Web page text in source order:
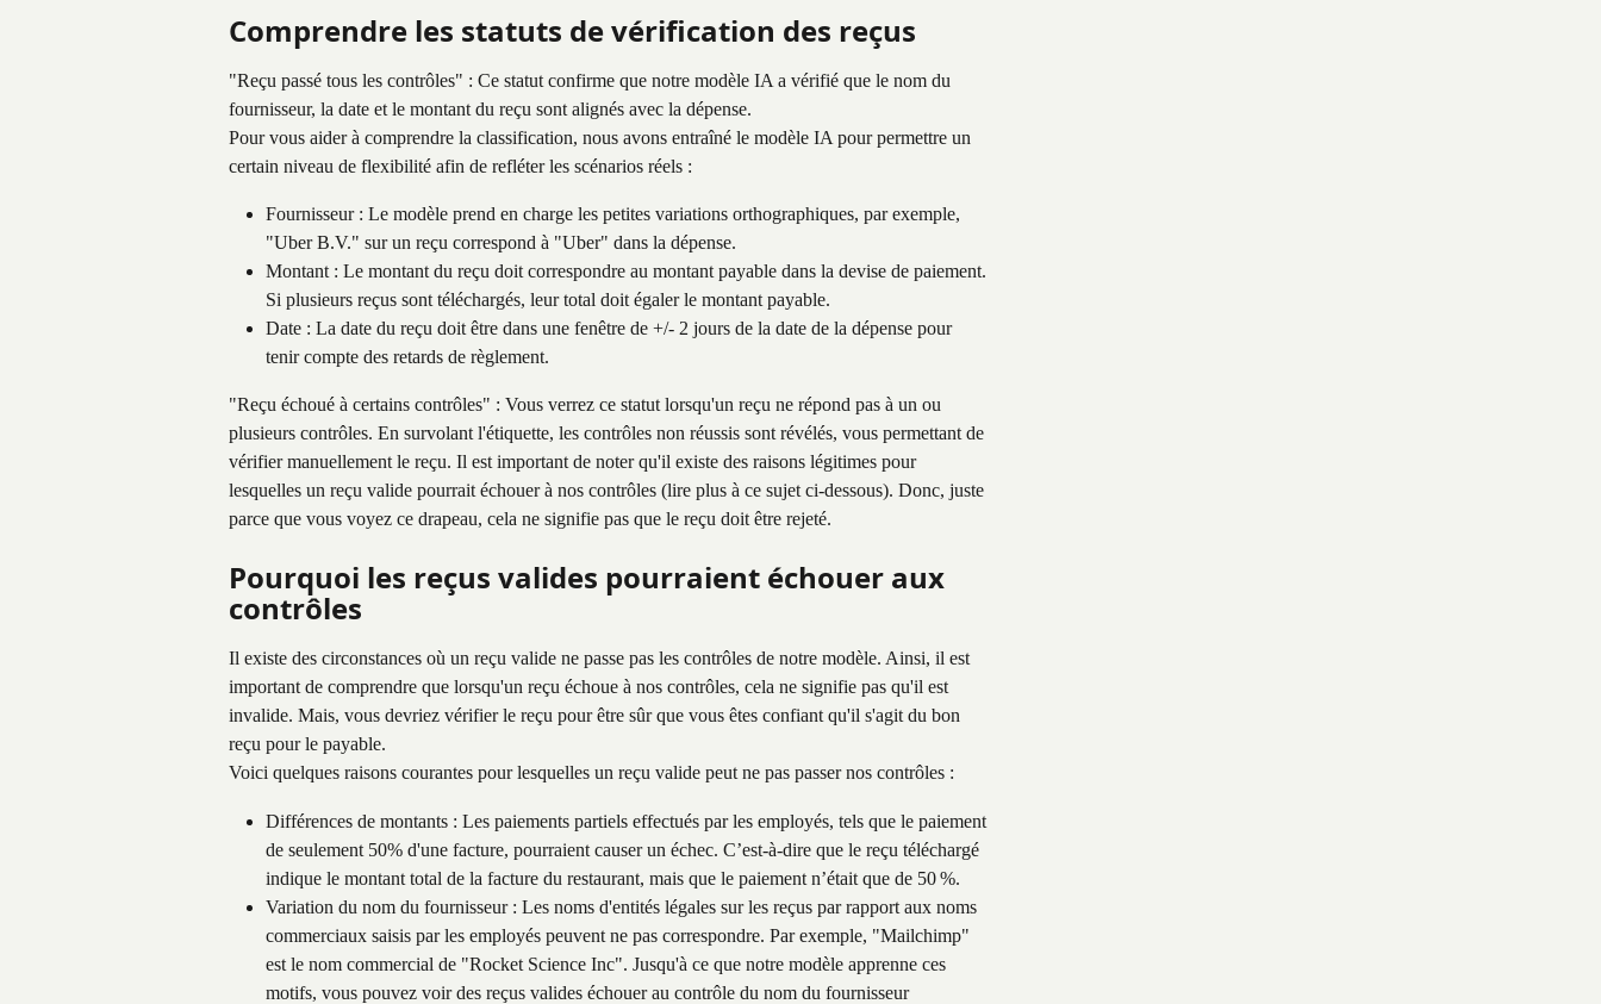
Comprendre les statuts de vérification des reçus
"Reçu passé tous les contrôles" : Ce statut confirme que notre modèle IA a vérifié que le nom du
fournisseur, la date et le montant du reçu sont alignés avec la dépense.
Pour vous aider à comprendre la classification, nous avons entraîné le modèle IA pour permettre un
certain niveau de flexibilité afin de refléter les scénarios réels :
Fournisseur : Le modèle prend en charge les petites variations orthographiques, par exemple,
"Uber B.V." sur un reçu correspond à "Uber" dans la dépense.
Montant : Le montant du reçu doit correspondre au montant payable dans la devise de paiement.
Si plusieurs reçus sont téléchargés, leur total doit égaler le montant payable.
Date : La date du reçu doit être dans une fenêtre de +/- 2 jours de la date de la dépense pour
tenir compte des retards de règlement.
"Reçu échoué à certains contrôles" : Vous verrez ce statut lorsqu'un reçu ne répond pas à un ou
plusieurs contrôles. En survolant l'étiquette, les contrôles non réussis sont révélés, vous permettant de
vérifier manuellement le reçu. Il est important de noter qu'il existe des raisons légitimes pour
lesquelles un reçu valide pourrait échouer à nos contrôles (lire plus à ce sujet ci-dessous). Donc, juste
parce que vous voyez ce drapeau, cela ne signifie pas que le reçu doit être rejeté.
Pourquoi les reçus valides pourraient échouer aux
contrôles
Il existe des circonstances où un reçu valide ne passe pas les contrôles de notre modèle. Ainsi, il est
important de comprendre que lorsqu'un reçu échoue à nos contrôles, cela ne signifie pas qu'il est
invalide. Mais, vous devriez vérifier le reçu pour être sûr que vous êtes confiant qu'il s'agit du bon
reçu pour le payable.
Voici quelques raisons courantes pour lesquelles un reçu valide peut ne pas passer nos contrôles :
Différences de montants : Les paiements partiels effectués par les employés, tels que le paiement
de seulement 50% d'une facture, pourraient causer un échec. C’est-à-dire que le reçu téléchargé
indique le montant total de la facture du restaurant, mais que le paiement n’était que de 50 %.
Variation du nom du fournisseur : Les noms d'entités légales sur les reçus par rapport aux noms
commerciaux saisis par les employés peuvent ne pas correspondre. Par exemple, "Mailchimp"
est le nom commercial de "Rocket Science Inc". Jusqu'à ce que notre modèle apprenne ces
motifs, vous pouvez voir des reçus valides échouer au contrôle du nom du fournisseur